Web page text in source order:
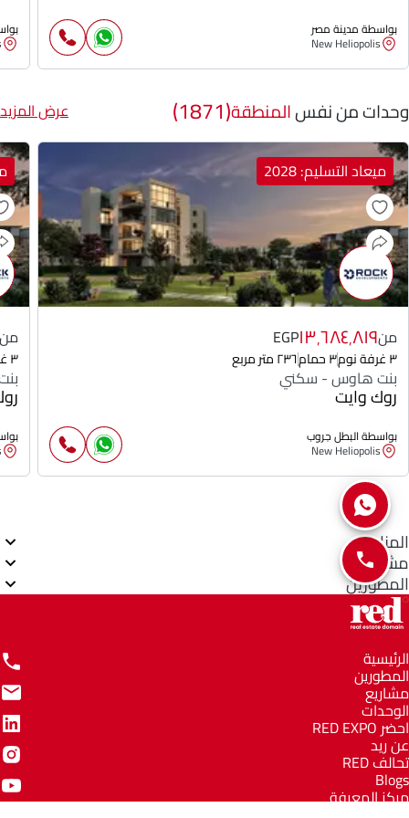
بواسطة مدينة مصر
New Heliopolis
وحدات من نفسالمنطقة(1871) عرض المزيد
ميعاد التسليم: 2028
من١٣٬٦٨٤٬٨١٩EGP
٣ غرفة نوم ٣ حمام ٢٣٦ متر مربع
بنت هاوس - سكني
روك وايت
بواسطة البطل جروب
New Heliopolis
من
٣ غرفة نوم
المناطق
مشاريع
المطورين
الرئيسية
المطورين
مشاريع
الوحدات
احضر RED EXPO
عن ريد
تحالف RED
Blogs
مركز المعرفة